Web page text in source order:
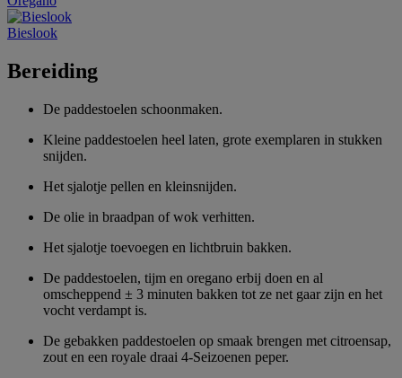
Bieslook
Bereiding
De paddestoelen schoonmaken.
Kleine paddestoelen heel laten, grote exemplaren in stukken
snijden.
Het sjalotje pellen en kleinsnijden.
De olie in braadpan of wok verhitten.
Het sjalotje toevoegen en lichtbruin bakken.
De paddestoelen, tijm en oregano erbij doen en al
omscheppend ± 3 minuten bakken tot ze net gaar zijn en het
vocht verdampt is.
De gebakken paddestoelen op smaak brengen met citroensap,
zout en een royale draai 4-Seizoenen peper.